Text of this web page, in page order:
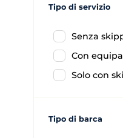
Tipo di servizio
Senza
Con
Solo con
Tipo di barca